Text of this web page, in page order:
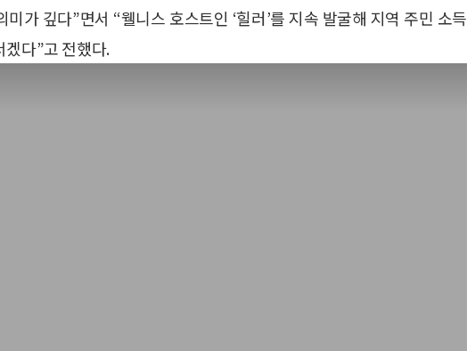
가 깊다”면서 “웰니스 호스트인 ‘힐러’를 지속 발굴해 지역 주민 소득
겠다”고 전했다.